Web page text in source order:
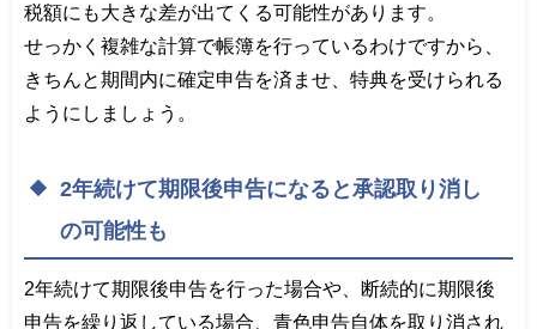
税額にも大きな差が出てくる可能性があります。
せっかく複雑な計算で帳簿を行っているわけですから、
きちんと期間内に確定申告を済ませ、特典を受けられる
ようにしましょう。
2年続けて期限後申告になると承認取り消し
の可能性も
2年続けて期限後申告を行った場合や、断続的に期限後
申告を繰り返している場合、青色申告自体を取り消され